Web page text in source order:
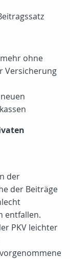
ohne
Versicherung
der
der Beiträge
entfallen.
PKV leichter